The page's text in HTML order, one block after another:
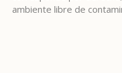
ambiente libre de